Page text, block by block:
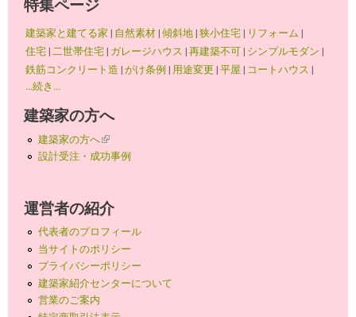
建築家と建てる家 | 自然素材|傾斜地|狭小住宅| リフォーム |
住宅|二世帯住宅| ガレージハウス |再建築不可| シンプルモダン |
鉄筋コンクリート造 |がけ条例 | 用途変更 |平屋 | コートハウス |
...続き...
建築家の方へ
建築家の方へ(link is external)
設計受注・成功事例
運営者の紹介
代表者のプロフィール
当サイトのポリシー
プライバシーポリシー
建築家紹介センターについて
営業のご案内